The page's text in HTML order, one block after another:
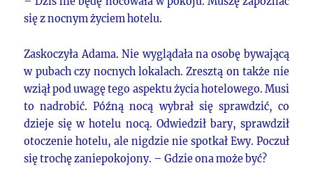
się z nocnym życiem hotelu.
Zaskoczyła Adama. Nie wyglądała na osobę bywającą
w pubach czy nocnych lokalach. Zresztą on także nie
wziął pod uwagę tego aspektu życia hotelowego. Musi
to nadrobić. Późną nocą wybrał się sprawdzić, co
dzieje się w hotelu nocą. Odwiedził bary, sprawdził
otoczenie hotelu, ale nigdzie nie spotkał Ewy. Poczuł
się trochę zaniepokojony. – Gdzie ona może być?